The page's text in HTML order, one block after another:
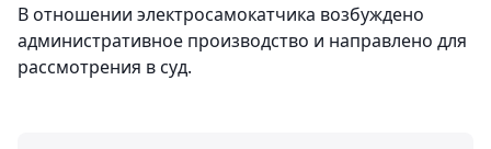
В отношении электросамокатчика возбуждено
административное производство и направлено для
рассмотрения в суд.